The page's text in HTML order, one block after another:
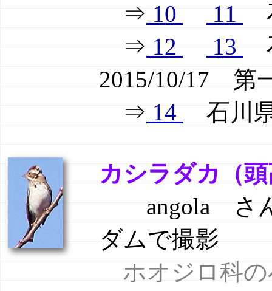
⇒10 11
⇒12 13
2015/10/17 第
⇒14石川県
カシラダカ（
angola さん
ダムで撮影
ホオジロ科